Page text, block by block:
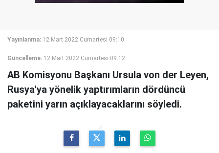
Yayınlanma: 12 Mart 2022 Cumartesi 09:10
Güncelleme: 12 Mart 2022 Cumartesi 09:12
AB Komisyonu Başkanı Ursula von der Leyen,
Rusya'ya yönelik yaptırımların dördüncü
paketini yarın açıklayacaklarını söyledi.